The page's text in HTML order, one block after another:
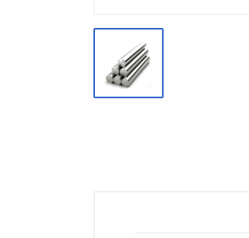
метизы
Оцинкованный
Запорная арматура